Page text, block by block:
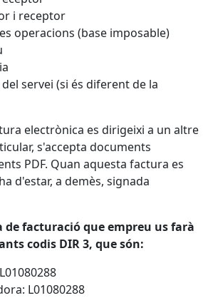
i receptor
operacions (base imposable)
servei (si és diferent de la
electrònica es dirigeixi a un altre
s'accepta documents
PDF. Quan aquesta factura es
d'estar, a demès, signada
de facturació que empreu us farà
codis DIR 3, que són:
L01080288